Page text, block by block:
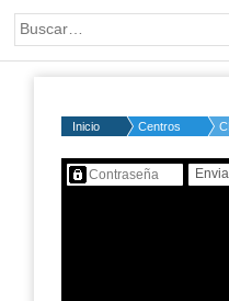
Palabra o frase:
Inicio Centros
Contenido protegido…